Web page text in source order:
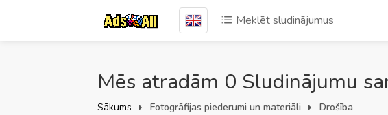
Meklēt sludinājumus
Mēs atradām 0 Sludinājumu
Sākums Fotogrāfijas piederumi un materiāli Drošība